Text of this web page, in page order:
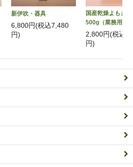
新伊吹・器具
6,800円(税込7,480
円)
国産乾燥よもぎ
500g（業務用）
2,800円(税込
円)